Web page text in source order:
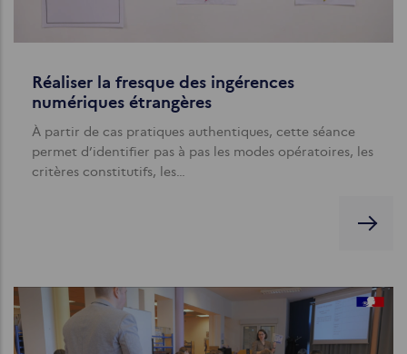
Réaliser la fresque des ingérences
numériques étrangères
À partir de cas pratiques authentiques, cette séance
permet d’identifier pas à pas les modes opératoires, les
critères constitutifs, les…